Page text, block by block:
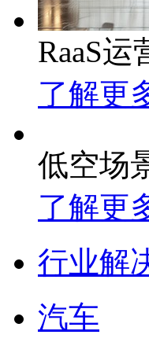
RaaS
了解更
低空场
了解更
行业解
汽车